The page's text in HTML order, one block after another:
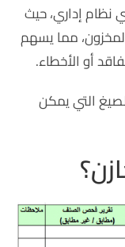
نظام إداري، حيث
مما يسهم
أو الأخطاء.
التي يمكن